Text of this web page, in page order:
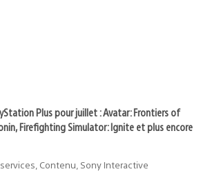
Plus pour juillet : Avatar: Frontiers of
Firefighting Simulator: Ignite et plus encore
Contenu, Sony Interactive